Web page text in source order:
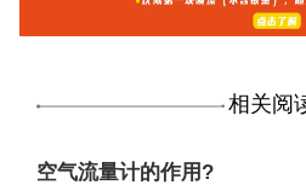
相关阅
空气流量计的作用?